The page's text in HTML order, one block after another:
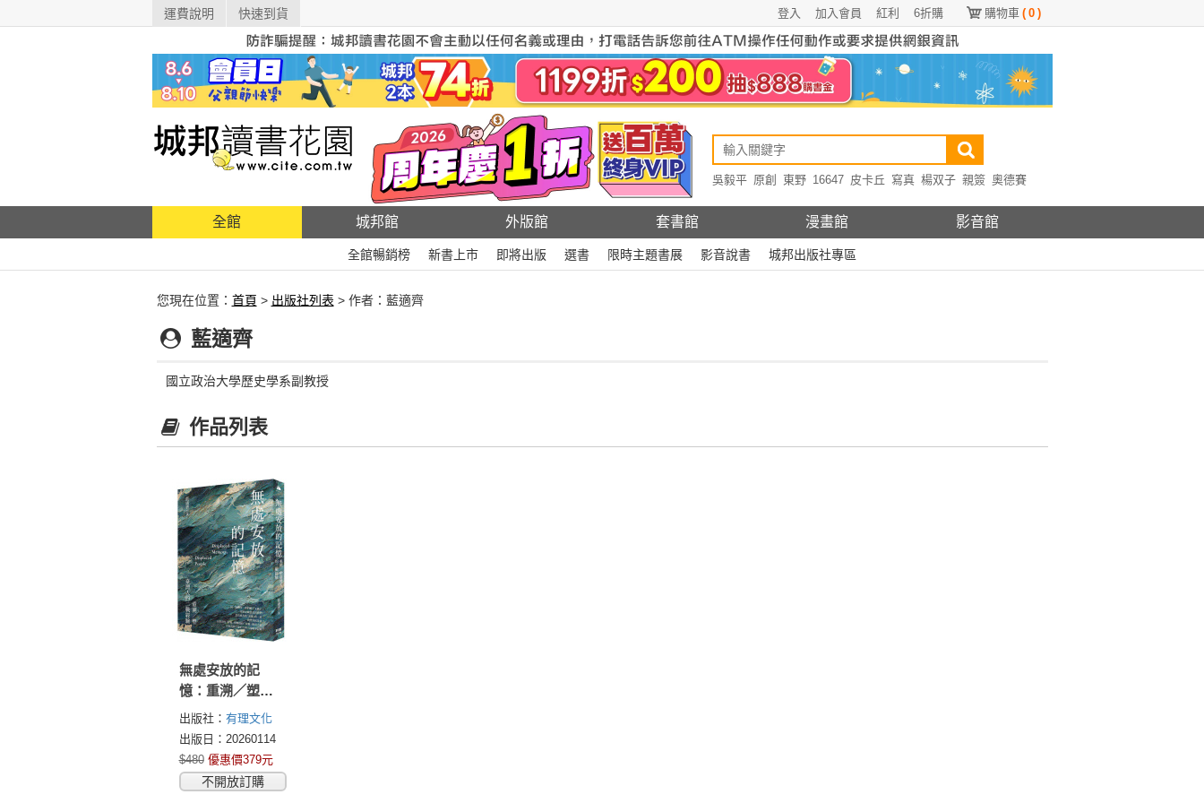
運費說明 快速到貨 購物車 ( 0 )
6折購
紅利
加入會員
登入
吳毅平 原創 東野 16647 皮卡丘 寫真 楊双子 親簽 奧德賽
全館 城邦館 外版館 套書館 漫畫館 影音館
全館暢銷榜 新書上市 即將出版 選書 限時主題書展 影音說書 城邦出版社專區
您現在位置： 首頁 > 出版社列表 > 作者：藍適齊
藍適齊
國立政治大學歷史學系副教授
作品列表
無處安放的記
憶：重溯／塑台
灣人的二戰經驗
出版社： 有理文化
出版日：20260114
$480 優惠價379元
不開放訂購